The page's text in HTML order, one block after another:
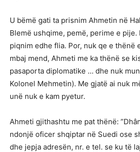
U bëmë gati ta prisnim Ahmetin në
Blemë ushqime, pemë, perime e pije.
piqnim edhe flia. Por, nuk qe e thënë
mbaj mend, Ahmeti me ka thënë se
pasaporta diplomatike … dhe nuk
Kolonel Mehmetin). Me gjatë ai nuk
unë nuk e kam pyetur.
Ahmeti gjithashtu me pat thënë:
ndonjë oficer shqiptar në Suedi ose
dhe jepja adresën, nr. e tel. se ku të